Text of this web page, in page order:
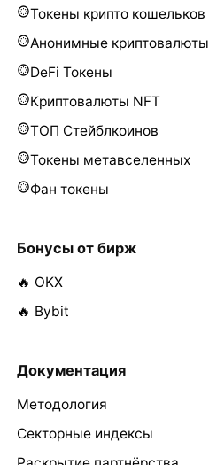
Токены крипто кошельков
Анонимные криптовалюты
DeFi Токены
Криптовалюты NFT
ТОП Стейблкоинов
Токены метавселенных
Фан токены
Бонусы от бирж
🔥 OKX
🔥 Bybit
Документация
Методология
Секторные индексы